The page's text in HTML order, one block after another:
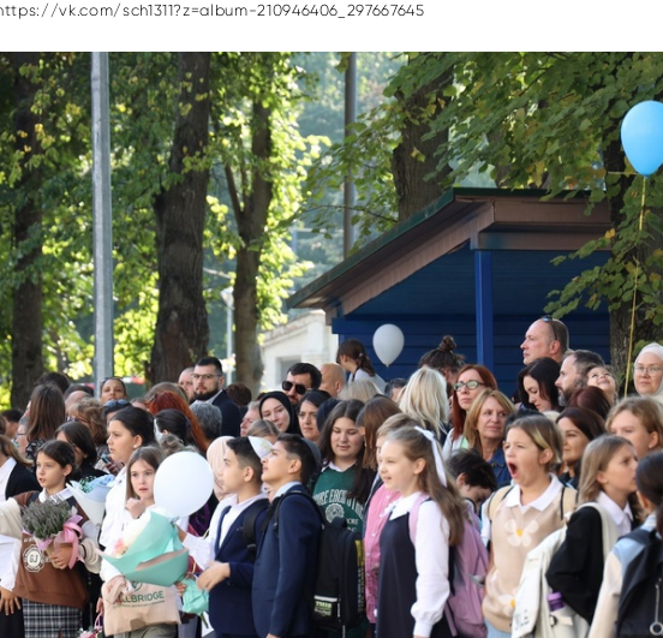
vk.com/sch1311?z=album-210946406_297667645